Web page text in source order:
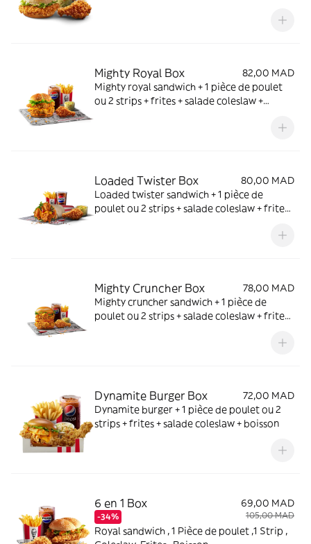
Mighty Royal Box
82,00 MAD
Mighty royal sandwich + 1 pièce de poulet
ou 2 strips + frites + salade coleslaw +
Loaded Twister Box
80,00 MAD
Loaded twister sandwich + 1 pièce de
poulet ou 2 strips + salade coleslaw + frites
Mighty Cruncher Box
78,00 MAD
Mighty cruncher sandwich + 1 pièce de
poulet ou 2 strips + salade coleslaw + frites
Dynamite Burger Box
72,00 MAD
Dynamite burger + 1 pièce de poulet ou 2
strips + frites + salade coleslaw + boisson
6 en 1 Box
-34%
69,00 MAD
105,00 MAD
Royal sandwich , 1 Pièce de poulet ,1 Strip ,